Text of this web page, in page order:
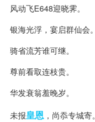
风动飞E648迎晓霁。
银海光浮，宴启群仙会。
骑省流芳谁可继。
尊前看取连枝贵。
华发衰翁羞晚岁。
未报皇恩 ，尚忝专城寄。